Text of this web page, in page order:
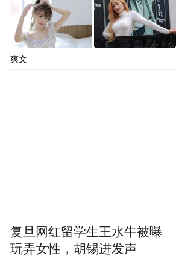
爽文
复旦网红留学生王水牛被曝
玩弄女性，胡锡进发声